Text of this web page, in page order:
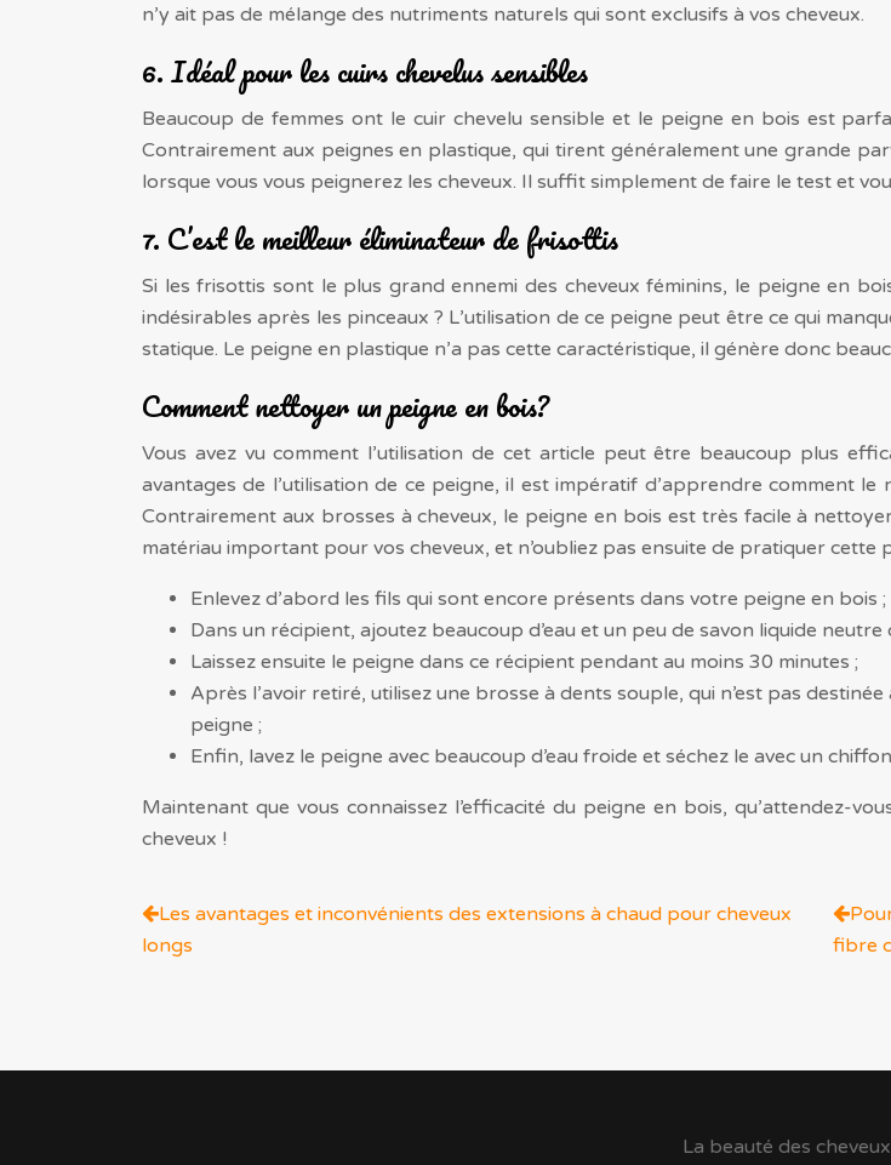
n’y ait pas de mélange des nutriments naturels qui sont exclusifs à vos cheveux.
6. Idéal pour les cuirs chevelus sensibles
Beaucoup de femmes ont le cuir chevelu sensible et le peigne en bois est
Contrairement aux peignes en plastique, qui tirent généralement une grande
lorsque vous vous peignerez les cheveux. Il suffit simplement de faire le test et
7. C’est le meilleur éliminateur de frisottis
Si les frisottis sont le plus grand ennemi des cheveux féminins, le peigne en
indésirables après les pinceaux ? L’utilisation de ce peigne peut être ce qui
statique. Le peigne en plastique n’a pas cette caractéristique, il génère donc
Comment nettoyer un peigne en bois?
Vous avez vu comment l’utilisation de cet article peut être beaucoup plus
avantages de l’utilisation de ce peigne, il est impératif d’apprendre comment
Contrairement aux brosses à cheveux, le peigne en bois est très facile à
matériau important pour vos cheveux, et n’oubliez pas ensuite de pratiquer cette
Enlevez d’abord les fils qui sont encore présents dans votre peigne en bois ;
Dans un récipient, ajoutez beaucoup d’eau et un peu de savon liquide
Laissez ensuite le peigne dans ce récipient pendant au moins 30 minutes ;
Après l’avoir retiré, utilisez une brosse à dents souple, qui n’est pas
peigne ;
Enfin, lavez le peigne avec beaucoup d’eau froide et séchez le avec un
Maintenant que vous connaissez l’efficacité du peigne en bois, qu’attendez-
cheveux !
Les avantages et inconvénients des extensions à chaud pour cheveux
longs
fibre
La beauté des